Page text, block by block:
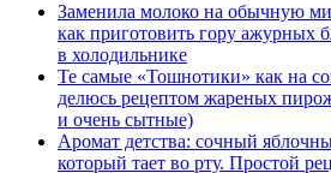
Заменила молоко на обычную
как приготовить гору ажурных
в холодильнике
Те самые «Тошнотики» как на
делюсь рецептом жареных
и очень сытные)
Аромат детства: сочный
который тает во рту. Простой